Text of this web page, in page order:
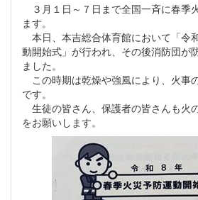
３月１日～７日まで全国一斉に春季
ます。
本日、本吉総合体育館において「令
動開始式」が行われ、その後消防団が
ました。
この時期は乾燥や強風により、火事
です。
生徒の皆さん、保護者の皆さんも火
をお願いします。